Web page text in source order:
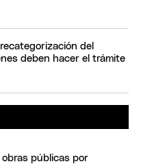
del
deben hacer el trámite
públicas por